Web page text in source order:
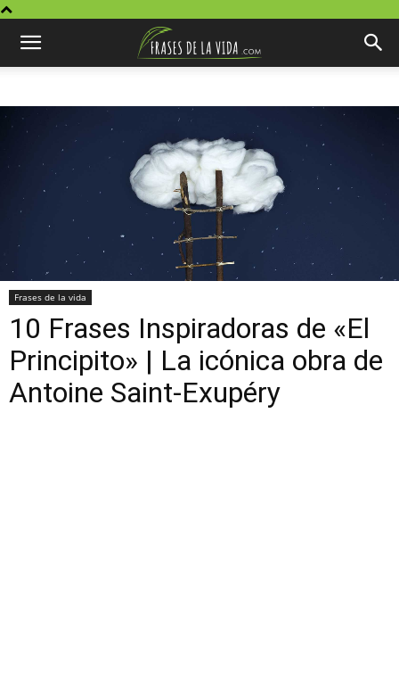
Frases de la vida
10 Frases Inspiradoras de «El
Principito» | La icónica obra de
Antoine Saint-Exupéry